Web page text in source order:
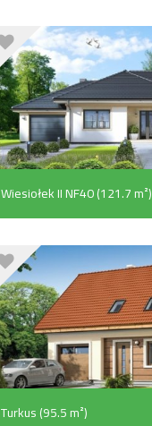
Wiesiołek II NF40 (121.7 m²)
Turkus (95.5 m²)